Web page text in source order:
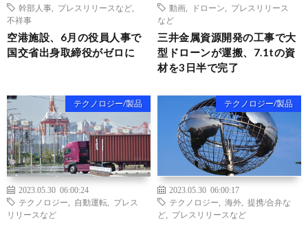
幹部人事
プレスリリースなど
不祥事
空港施設、6月の役員人事で
国交省出身取締役がゼロに
動画
ドローン
プレスリリース
など
三井金属資源開発の工事で大
型ドローンが運搬、7.1tの資
材を3日半で完了
テクノロジー/製品
2023.05.30 06:00:24
テクノロジー
自動運転
プレス
リリースなど
テクノロジー/製品
2023.05.30 06:00:17
テクノロジー
海外
提携/合弁な
ど
プレスリリースなど